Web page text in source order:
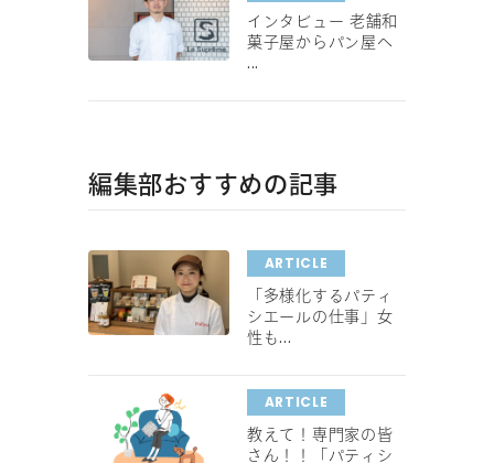
インタビュー 老舗和
菓子屋からパン屋へ
...
編集部おすすめの記事
ARTICLE
「多様化するパティ
シエールの仕事」女
性も...
ARTICLE
教えて！専門家の皆
さん！！「パティシ